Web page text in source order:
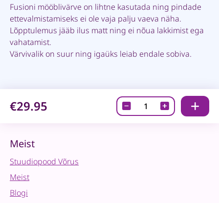
Fusioni mööblivärve on lihtne kasutada ning pindade
ettevalmistamiseks ei ole vaja palju vaeva näha.
Lõpptulemus jääb ilus matt ning ei nõua lakkimist ega
vahatamist.
Värvivalik on suur ning igaüks leiab endale sobiva.
€29.95
Fusion
mineraalvärv
Meist
Stuudiopood Võrus
Meist
Blogi